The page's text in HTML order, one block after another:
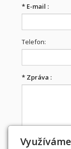
* E-mail :
Telefon:
* Zpráva :